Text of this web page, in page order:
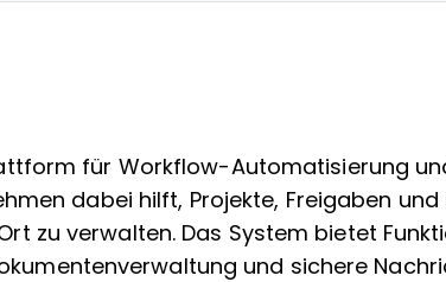
für Workflow-Automatisierung
dabei hilft, Projekte, Freigaben und
zu verwalten. Das System bietet
und sichere